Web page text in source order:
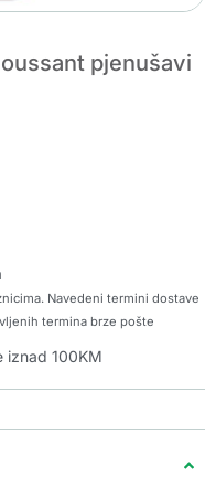
pjenušavi
Navedeni termini dostave
termina brze pošte
iznad 100KM